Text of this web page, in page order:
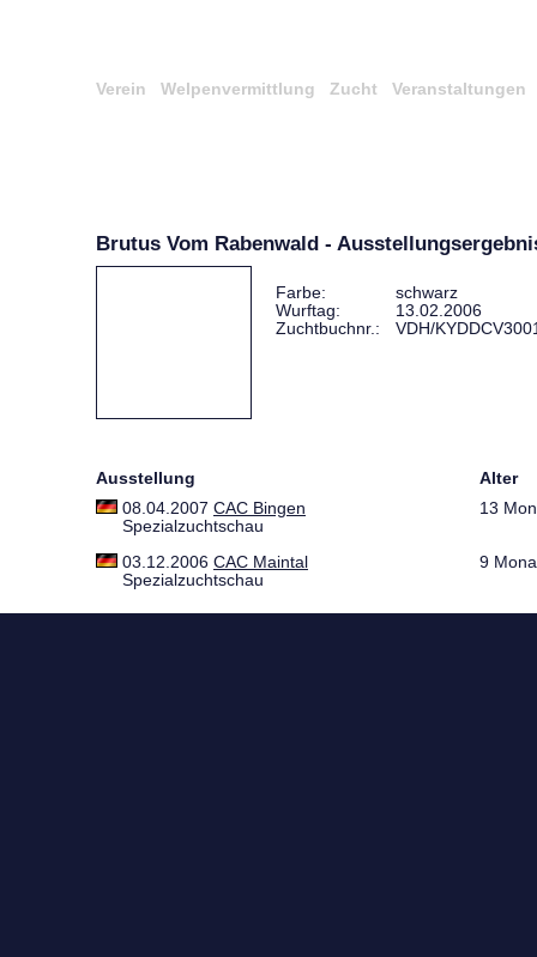
Verein Welpenvermittlung Zucht Veranstaltungen
Brutus Vom Rabenwald -
Farbe:
schwarz
Wurftag:
13.02.2006
Zuchtbuchnr.:
VDH/
Ausstellung
Alter
08.04.2007 CAC Bingen
Spezialzuchtschau
13
03.12.2006 CAC Maintal
Spezialzuchtschau
9